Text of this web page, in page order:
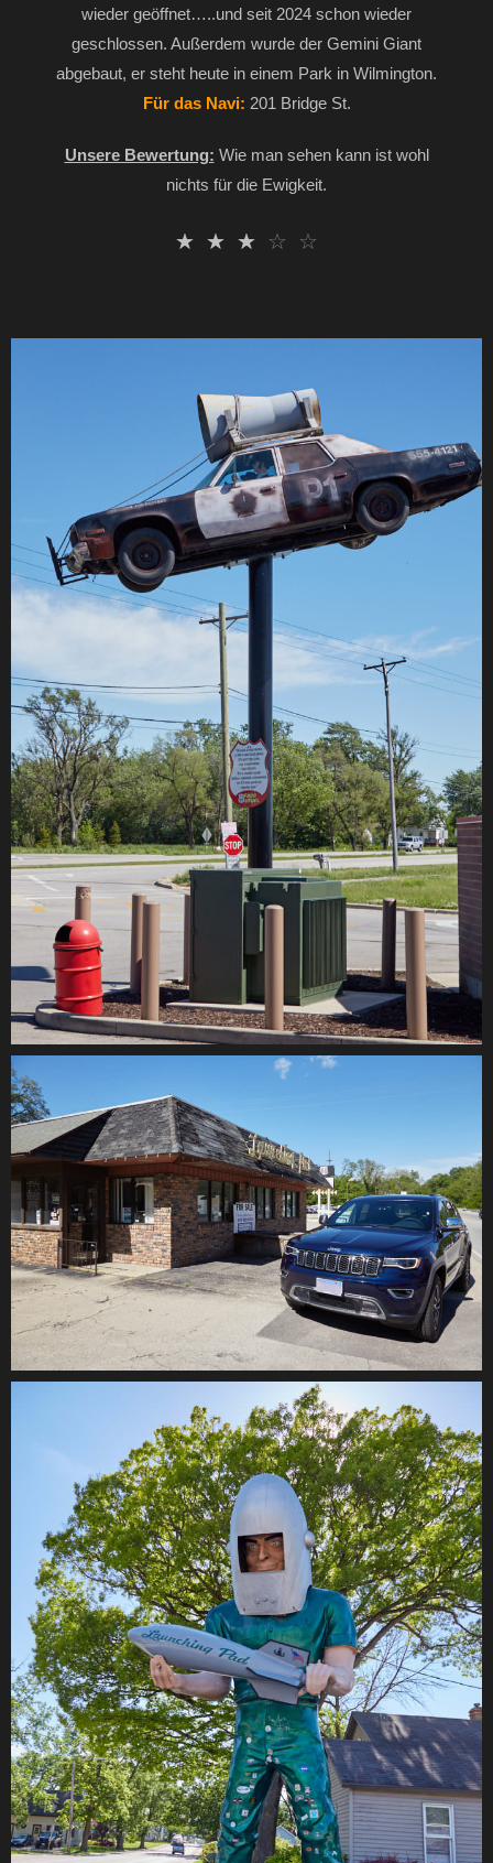
wieder geöffnet…..und seit 2024 schon wieder
geschlossen. Außerdem wurde der Gemini Giant
abgebaut, er steht heute in einem Park in Wilmington.
Für das Navi: 201 Bridge St.
Unsere Bewertung: Wie man sehen kann ist wohl
nichts für die Ewigkeit.
☆ ☆ ☆ ☆ ☆